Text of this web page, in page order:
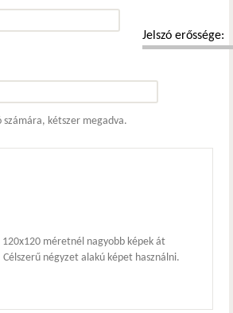
Jelszó erőssége:
számára, kétszer megadva.
120x120 méretnél nagyobb képek át
Célszerű négyzet alakú képet használni.